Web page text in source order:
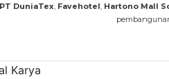
PT DuniaTex, Favehotel, Hartono Mall